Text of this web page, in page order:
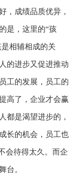
，成绩品质优异，
是，这里的“孩
相辅相成的关
的进步又促进推动
工的发展，员工的
高了，企业才会赢
都是渴望进步的，
长的机会，员工也
会待得太久。而企
台。